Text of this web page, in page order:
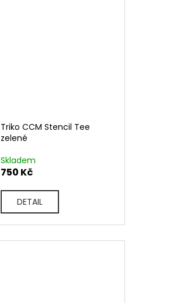
Triko CCM Stencil Tee
zelené
Skladem
750 Kč
DETAIL